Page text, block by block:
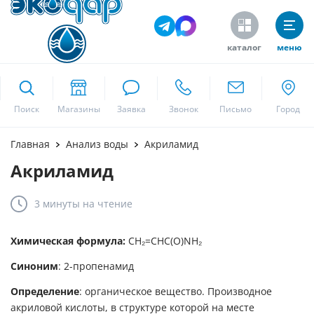
каталог меню
Поиск
Москва
Главная Анализ воды Акриламид
Акриламид
3 минуты на чтение
Химическая формула: CH₂=CHC(O)NH₂
Синоним: 2-пропенамид
Определение: органическое вещество. Производное
акриловой кислоты, в структуре которой на месте